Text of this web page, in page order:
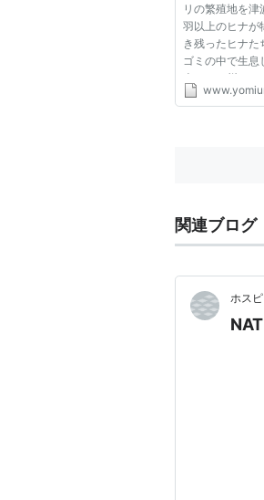
リの繁殖地を
羽以上のヒナが
き残ったヒナ
ゴミの中で生息
米ハワイ州のミ
イースタン島で
関連ブログ
ホス